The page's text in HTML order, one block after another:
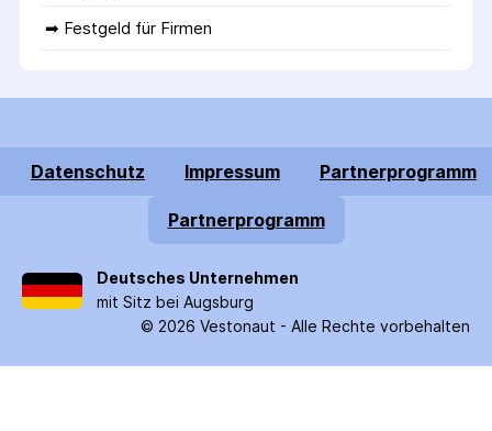
➡ Festgeld für Firmen
Datenschutz Impressum Partnerprogramm
Partnerprogramm
Deutsches Unternehmen
mit Sitz bei Augsburg
© 2026 Vestonaut - Alle Rechte vorbehalten